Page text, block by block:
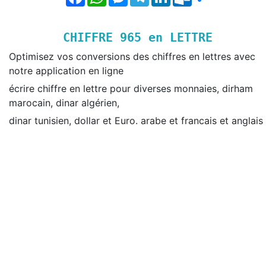
CHIFFRE 965 en LETTRE
Optimisez vos conversions des chiffres en lettres avec
notre application en ligne
écrire chiffre en lettre pour diverses monnaies, dirham
marocain, dinar algérien,
dinar tunisien, dollar et Euro. arabe et francais et anglais